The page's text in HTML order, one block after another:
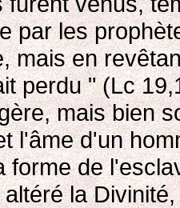
par les
mais en
perdu " (Lc
mais bien
l'âme d'un
forme de
la